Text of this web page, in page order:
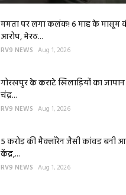
ममता पर लगा कलंक! 6 माह के मासूम
आरोप, मेरठ...
RV9 NEWS Aug 1, 2026
गोरखपुर के कराटे खिलाड़ियों का
चंद्र...
RV9 NEWS Aug 1, 2026
5 करोड़ की मैक्लॉरेन जैसी कांवड़ बनी
केंद्र,...
RV9 NEWS Aug 1, 2026